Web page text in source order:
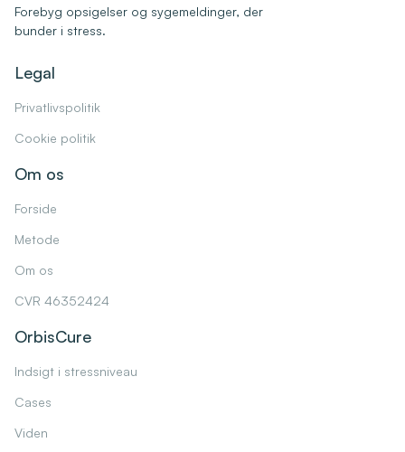
Forebyg opsigelser og sygemeldinger, der
bunder i stress.
Legal
Privatlivspolitik
Cookie politik
Om os
Forside
Metode
Om os
CVR 46352424
OrbisCure
Indsigt i stressniveau
Cases
Viden